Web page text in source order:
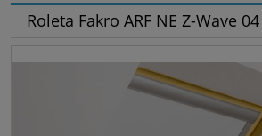
Roleta Fakro ARF NE Z-Wave